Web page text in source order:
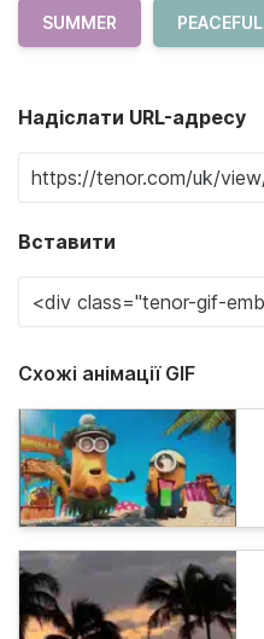
SUMMER PEACEFUL
Надіслати URL-адресу
Вставити
Схожі анімації GIF